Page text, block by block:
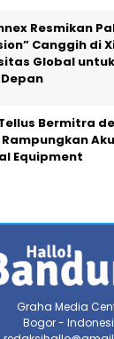
Resmikan
Canggih di
Global
Bermitra
Rampungkan
Equipment
Graha Media
Bogor -